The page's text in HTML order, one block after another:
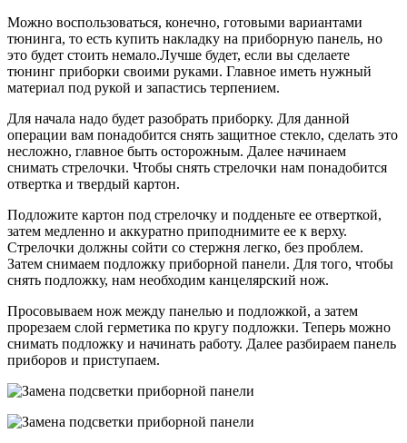
Можно воспользоваться, конечно, готовыми вариантами
тюнинга, то есть купить накладку на приборную панель, но
это будет стоить немало.Лучше будет, если вы сделаете
тюнинг приборки своими руками. Главное иметь нужный
материал под рукой и запастись терпением.
Для начала надо будет разобрать приборку. Для данной
операции вам понадобится снять защитное стекло, сделать это
несложно, главное быть осторожным. Далее начинаем
снимать стрелочки. Чтобы снять стрелочки нам понадобится
отвертка и твердый картон.
Подложите картон под стрелочку и подденьте ее отверткой,
затем медленно и аккуратно приподнимите ее к верху.
Стрелочки должны сойти со стержня легко, без проблем.
Затем снимаем подложку приборной панели. Для того, чтобы
снять подложку, нам необходим канцелярский нож.
Просовываем нож между панелью и подложкой, а затем
прорезаем слой герметика по кругу подложки. Теперь можно
снимать подложку и начинать работу. Далее разбираем панель
приборов и приступаем.